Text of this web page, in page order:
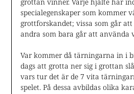
specialegenskaper som kommer
grottforskandet; vissa som går
andra som bara går att använda
Var kommer då tärningarna in i
dags att grotta ner sig i grottan
vars tur det är de 7 vita
spelet. På dessa avbildas olika